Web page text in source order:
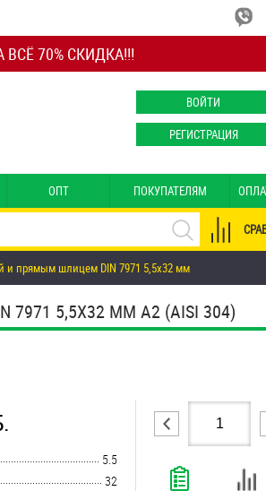
70% СКИДКА!!!
ВОЙТИ
РЕГИСТРАЦИЯ
ОПТ ПОКУПАТЕЛЯМ
и прямым шлицем DIN 7971 5,5х32 мм
5,5Х32 ММ А2 (AISI 304)
5.5
32